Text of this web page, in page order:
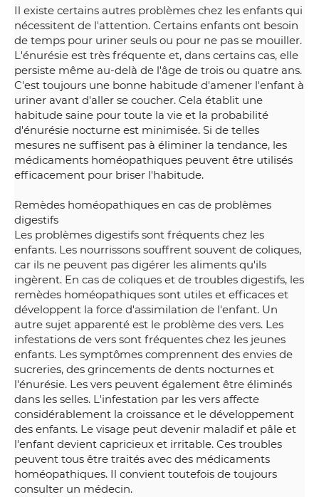
Il existe certains autres problèmes chez les enfants qui
nécessitent de l'attention. Certains enfants ont besoin
de temps pour uriner seuls ou pour ne pas se mouiller.
L'énurésie est très fréquente et, dans certains cas, elle
persiste même au-delà de l'âge de trois ou quatre ans.
C'est toujours une bonne habitude d'amener l'enfant à
uriner avant d'aller se coucher. Cela établit une
habitude saine pour toute la vie et la probabilité
d'énurésie nocturne est minimisée. Si de telles
mesures ne suffisent pas à éliminer la tendance, les
médicaments homéopathiques peuvent être utilisés
efficacement pour briser l'habitude.
Remèdes homéopathiques en cas de problèmes
digestifs
Les problèmes digestifs sont fréquents chez les
enfants. Les nourrissons souffrent souvent de coliques,
car ils ne peuvent pas digérer les aliments qu'ils
ingèrent. En cas de coliques et de troubles digestifs, les
remèdes homéopathiques sont utiles et efficaces et
développent la force d'assimilation de l'enfant. Un
autre sujet apparenté est le problème des vers. Les
infestations de vers sont fréquentes chez les jeunes
enfants. Les symptômes comprennent des envies de
sucreries, des grincements de dents nocturnes et
l'énurésie. Les vers peuvent également être éliminés
dans les selles. L'infestation par les vers affecte
considérablement la croissance et le développement
des enfants. Le visage peut devenir maladif et pâle et
l'enfant devient capricieux et irritable. Ces troubles
peuvent tous être traités avec des médicaments
homéopathiques. Il convient toutefois de toujours
consulter un médecin.